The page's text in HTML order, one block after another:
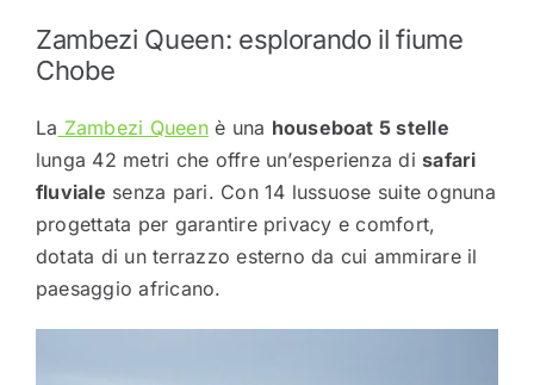
Zambezi Queen: esplorando il fiume
Chobe
La Zambezi Queenè una houseboat 5 stelle
lunga 42 metri che offre un’esperienza disafari
fluviale senza pari. Con 14 lussuose suite ognuna
progettata per garantire privacy e comfort,
dotata di un terrazzo esterno da cui ammirare il
paesaggio africano.